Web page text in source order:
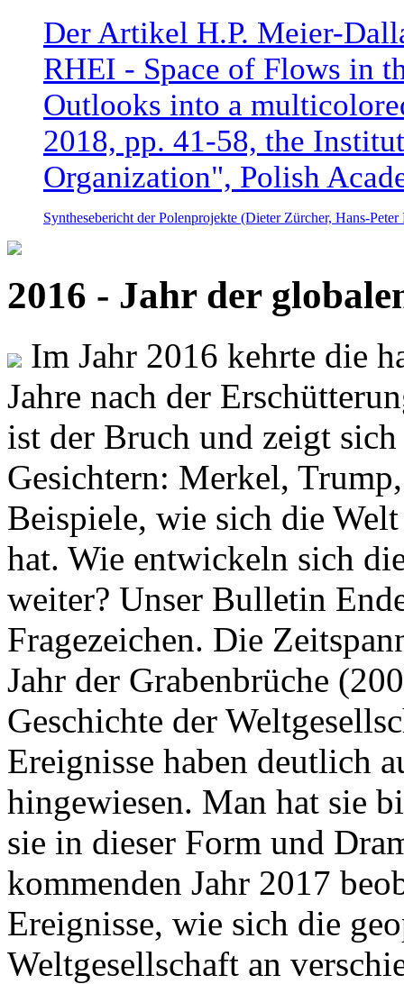
Der Artikel H.P. Meier-
RHEI - Space of Flows in
Outlooks into a
2018, pp. 41-58, the
Organization", Polish
Synthesebericht der Polenprojekte (Dieter Zürcher, Hans-
2016 - Jahr der
Im Jahr 2016 kehrte die
Jahre nach der
ist der Bruch und zeigt
Gesichtern: Merkel,
Beispiele, wie sich die
hat. Wie entwickeln sich
weiter? Unser Bulletin
Fragezeichen. Die
Jahr der Grabenbrüche
Geschichte der
Ereignisse haben deutlich
hingewiesen. Man hat sie
sie in dieser Form und
kommenden Jahr 2017
Ereignisse, wie sich die
Weltgesellschaft an